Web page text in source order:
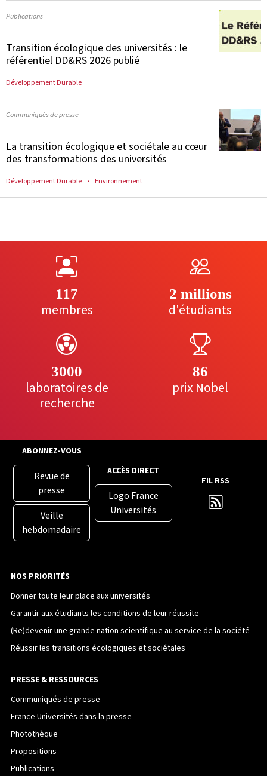
Publications
Transition écologique des universités : le
référentiel DD&RS 2026 publié
Développement Durable
Communiqués de presse
La transition écologique et sociétale au cœur
des transformations des universités
Développement Durable Environnement
117
membres
2 millions
d'étudiants
3000
laboratoires de
recherche
86
prix Nobel
ABONNEZ-VOUS
Revue de
presse
Veille
hebdomadaire
ACCÈS DIRECT
Logo France
Universités
FIL RSS
NOS PRIORITÉS
Donner toute leur place aux universités
Garantir aux étudiants les conditions de leur réussite
(Re)devenir une grande nation scientifique au service de la société
Réussir les transitions écologiques et sociétales
PRESSE & RESSOURCES
Communiqués de presse
France Universités dans la presse
Photothèque
Propositions
Publications